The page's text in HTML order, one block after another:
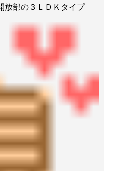
放部の３ＬＤＫタイプ